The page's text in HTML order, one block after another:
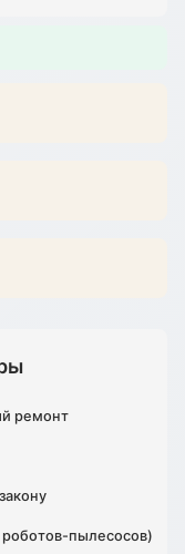
ремонт
роботов-пылесосов)